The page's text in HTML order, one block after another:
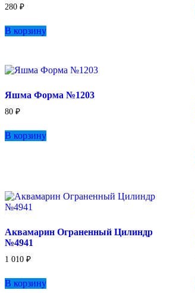
280 ₽
В корзину
Яшма Форма №1203
80 ₽
В корзину
Аквамарин Ограненный Цилиндр
№4941
1 010 ₽
В корзину